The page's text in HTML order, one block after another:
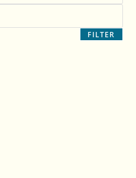
FILTER